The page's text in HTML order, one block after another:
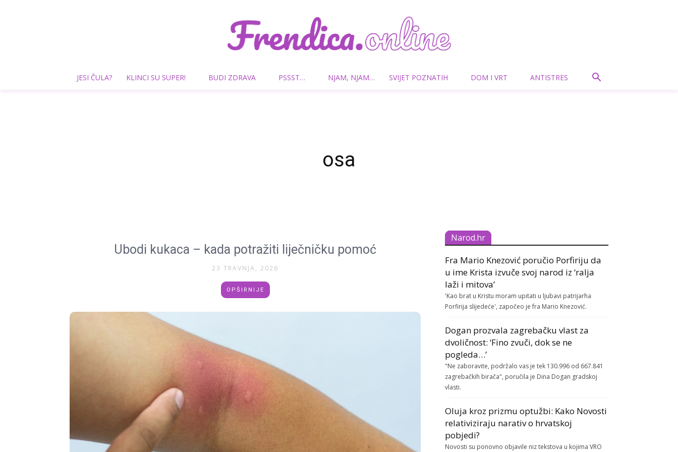
Frendica.online
JESI ČULA? KLINCI SU SUPER! BUDI ZDRAVA PSSST… NJAM, NJAM… SVIJET POZNATIH DOM I VRT ANTISTRES
osa
Ubodi kukaca – kada potražiti liječničku pomoć
23 TRAVNJA, 2026
OPŠIRNIJE
Narod.hr
Fra Mario Knezović poručio Porfiriju da
u ime Krista izvuče svoj narod iz ‘ralja
laži i mitova’
'Kao brat u Kristu moram upitati u ljubavi patrijarha
Porfirija slijedeće', započeo je fra Mario Knezović.
Dogan prozvala zagrebačku vlast za
dvoličnost: ‘Fino zvuči, dok se ne
pogleda…’
"Ne zaboravite, podržalo vas je tek 130.996 od 667.841
zagrebačkih birača", poručila je Dina Dogan gradskoj
vlasti.
Oluja kroz prizmu optužbi: Kako Novosti
relativiziraju narativ o hrvatskoj
pobjedi?
Novosti su ponovno objavile niz tekstova u kojima VRO